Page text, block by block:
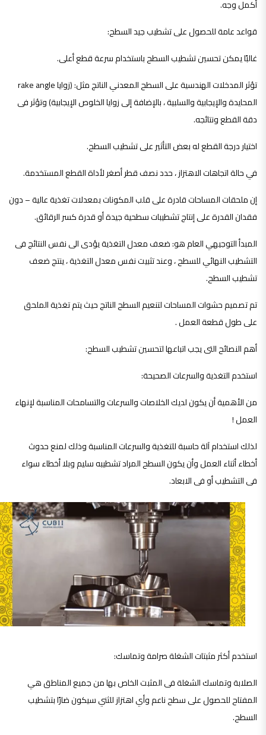
أكمل وجه.
قواعد عامة للحصول على تشطيب جيد السطح:
غالبًا يمكن تحسين تشطيب السطح باستخدام سرعة قطع أعلى.
تؤثر المدخلات الهندسية على السطح المعدني الناتج مثل: (زوايا rake angle
المحايدة والإيجابية والسلبية ، بالإضافة إلى زوايا الخلوص الإيجابية) وتؤثر فى
دقة القطع ونتائجه.
اختيار درجة القطع له بعض التأثير على تشطيب السطح.
في حالة اتجاهات الاهتزاز ، حدد نصف قطر أصغر لأداة القطع المستخدمة.
إن ملحقات المساحات قادرة على قلب المكونات بمعدلات تغذية عالية – دون
فقدان القدرة على إنتاج تشطيبات سطحية جيدة أو قدرة كسر الرقائق.
المبدأ التوجيهي العام هو:ضعف معدل التغذية يؤدى الى نفس النتائج فى
التشطيب النهائي للسطح ، وعند تثبيت نفس معدل التغذية ، ينتج ضعف
تشطيب السطح.
تم تصميم حشوات المساحات لتنعيم السطح الناتج حيث يتم تغذية الملحق
على طول قطعة العمل .
أهم النصائح التى يجب اتباعها لتحسين تشطيب السطح:
استخدم التغذية والسرعات الصحيحة:
من الأهمية أن يكون لديك الخلاصات والسرعات والتسامحات المناسبة لإنهاء
العمل !
لذلك استخدام آلة حاسبة للتغذية والسرعات المناسبة وذلك لمنع حدوث
أخطاء أثناء العمل وأن يكون السطح المراد تشطيبه سليم وبلا أخطاء سواء
فى التشطيب أو فى الابعاد.
استخدم أكثر مثبتات الشغلة صرامة وتماسك:
الصلابة وتماسك الشغلة فى المثبت الخاص بها من جميع المناطق هي
المفتاح للحصول على سطح ناعم وأي اهتزاز للثني سيكون ضارًا بتشطيب
السطح.